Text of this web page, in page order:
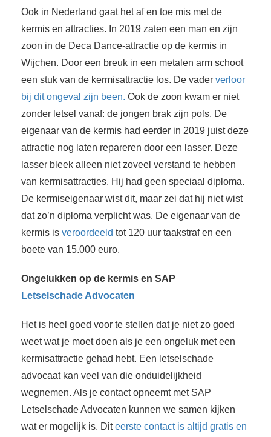
Ook in Nederland gaat het af en toe mis met de
kermis en attracties. In 2019 zaten een man en zijn
zoon in de Deca Dance-attractie op de kermis in
Wijchen. Door een breuk in een metalen arm schoot
een stuk van de kermisattractie los. De vader verloor
bij dit ongeval zijn been. Ook de zoon kwam er niet
zonder letsel vanaf: de jongen brak zijn pols. De
eigenaar van de kermis had eerder in 2019 juist deze
attractie nog laten repareren door een lasser. Deze
lasser bleek alleen niet zoveel verstand te hebben
van kermisattracties. Hij had geen speciaal diploma.
De kermiseigenaar wist dit, maar zei dat hij niet wist
dat zo’n diploma verplicht was. De eigenaar van de
kermis is veroordeeld tot 120 uur taakstraf en een
boete van 15.000 euro.
Ongelukken op de kermis en SAP
Letselschade Advocaten
Het is heel goed voor te stellen dat je niet zo goed
weet wat je moet doen als je een ongeluk met een
kermisattractie gehad hebt. Een letselschade
advocaat kan veel van die onduidelijkheid
wegnemen. Als je contact opneemt met SAP
Letselschade Advocaten kunnen we samen kijken
wat er mogelijk is. Diteerste contact is altijd gratis en